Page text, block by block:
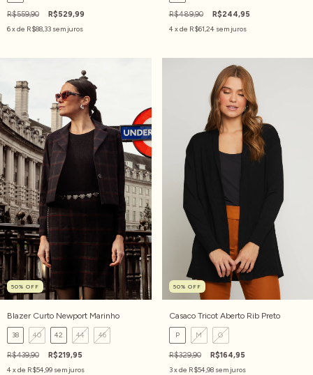
R$559,90
R$529,99
6x de R$88,33 sem juros
R$489,90
R$244,95
4x de R$61,24 sem juros
50% OFF
Blazer Curto Newport Marinho
38 40 42 44 46
R$439,90
R$219,95
4x de R$54,99 sem juros
50% OFF
Casaco Tricot Aberto Rib Preto
P M G
R$329,90
R$164,95
3x de R$54,98 sem juros